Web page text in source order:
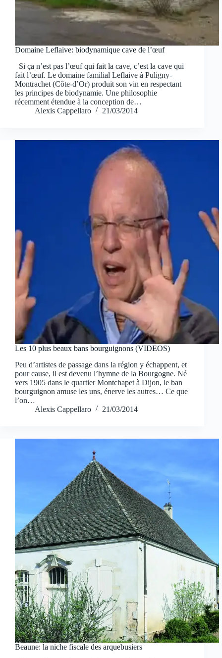
Domaine Leflaive: biodynamique cave de l’œuf
Si ça n’est pas l’œuf qui fait la cave, c’est la cave qui
fait l’œuf. Le domaine familial Leflaive à Puligny-
Montrachet (Côte-d’Or) produit son vin en respectant
les principes de biodynamie. Une philosophie
récemment étendue à la conception de…
Alexis Cappellaro
21/03/2014
Les 10 plus beaux bans bourguignons (VIDEOS)
Peu d’artistes de passage dans la région y échappent, et
pour cause, il est devenu l’hymne de la Bourgogne. Né
vers 1905 dans le quartier Montchapet à Dijon, le ban
bourguignon amuse les uns, énerve les autres… Ce que
l’on…
Alexis Cappellaro
21/03/2014
Beaune: la niche fiscale des arquebusiers